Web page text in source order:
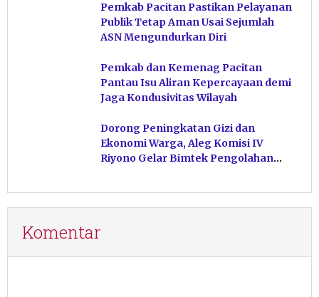
Pemkab Pacitan Pastikan Pelayanan
Publik Tetap Aman Usai Sejumlah
ASN Mengundurkan Diri
Pemkab dan Kemenag Pacitan
Pantau Isu Aliran Kepercayaan demi
Jaga Kondusivitas Wilayah
Dorong Peningkatan Gizi dan
Ekonomi Warga, Aleg Komisi IV
Riyono Gelar Bimtek Pengolahan
Komentar